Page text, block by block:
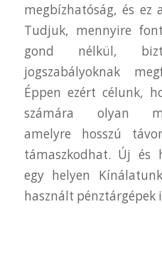
megbízhatóság, és ez
Tudjuk, mennyire
gond nélkül,
jogszabályoknak
Éppen ezért célunk,
számára olyan
amelyre hosszú
támaszkodhat. Új és
egy helyen
használt